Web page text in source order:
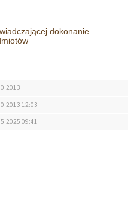
dokonanie
12:03
09:41